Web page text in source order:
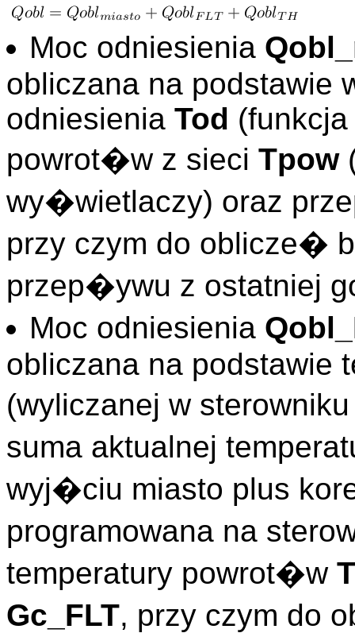
Moc odniesienia
obliczana na podstawie
odniesienia Tod
powrot�w z sieci Tpow
wy�wietlaczy) oraz
przy czym do oblicze�
przep�ywu z ostatniej
Moc odniesienia
obliczana na podstawie
(wyliczanej w
suma aktualnej
wyj�ciu miasto plus
programowana na
temperatury powrot�w
Gc_FLT, przy czym do